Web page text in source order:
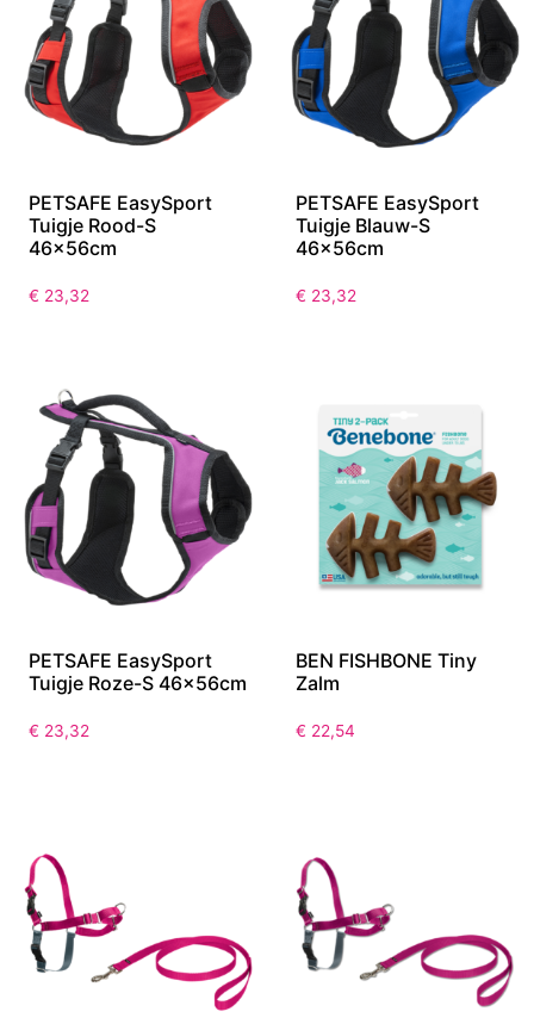
PETSAFE EasySport
Tuigje Rood-S
46x56cm
€ 23,32
PETSAFE EasySport
Tuigje Blauw-S
46x56cm
€ 23,32
PETSAFE EasySport
Tuigje Roze-S 46x56cm
€ 23,32
BEN FISHBONE Tiny
Zalm
€ 22,54